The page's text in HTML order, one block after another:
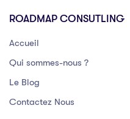
ROADMAP CONSUTLING
Accueil
Qui sommes-nous ?
Le Blog
Contactez Nous